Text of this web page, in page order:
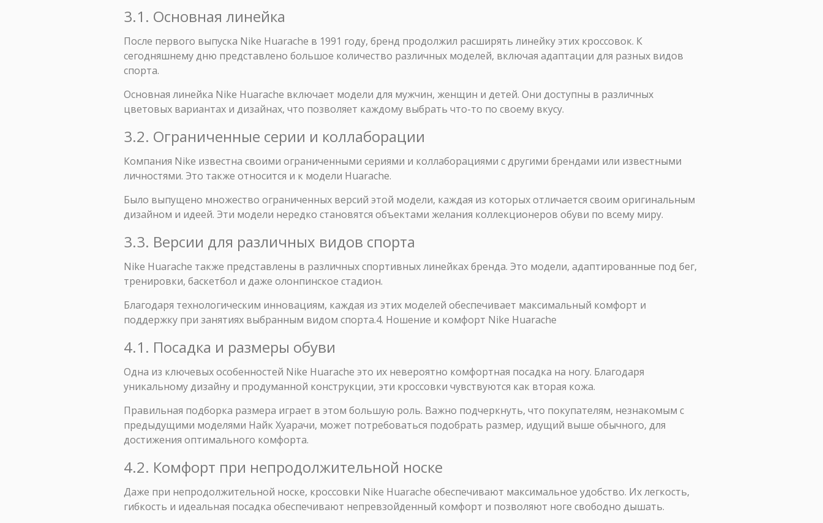
3.1. Основная линейка
После первого выпуска Nike Huarache в 1991 году, бренд продолжил расширять линейку этих кроссовок. К
сегодняшнему дню представлено большое количество различных моделей, включая адаптации для разных видов
спорта.
Основная линейка Nike Huarache включает модели для мужчин, женщин и детей. Они доступны в различных
цветовых вариантах и дизайнах, что позволяет каждому выбрать что-то по своему вкусу.
3.2. Ограниченные серии и коллаборации
Компания Nike известна своими ограниченными сериями и коллаборациями с другими брендами или известными
личностями. Это также относится и к модели Huarache.
Было выпущено множество ограниченных версий этой модели, каждая из которых отличается своим оригинальным
дизайном и идеей. Эти модели нередко становятся объектами желания коллекционеров обуви по всему миру.
3.3. Версии для различных видов спорта
Nike Huarache также представлены в различных спортивных линейках бренда. Это модели, адаптированные под бег,
тренировки, баскетбол и даже олонпинское стадион.
Благодаря технологическим инновациям, каждая из этих моделей обеспечивает максимальный комфорт и
поддержку при занятиях выбранным видом спорта.4. Ношение и комфорт Nike Huarache
4.1. Посадка и размеры обуви
Одна из ключевых особенностей Nike Huarache это их невероятно комфортная посадка на ногу. Благодаря
уникальному дизайну и продуманной конструкции, эти кроссовки чувствуются как вторая кожа.
Правильная подборка размера играет в этом большую роль. Важно подчеркнуть, что покупателям, незнакомым с
предыдущими моделями Найк Хуарачи, может потребоваться подобрать размер, идущий выше обычного, для
достижения оптимального комфорта.
4.2. Комфорт при непродолжительной носке
Даже при непродолжительной носке, кроссовки Nike Huarache обеспечивают максимальное удобство. Их легкость,
гибкость и идеальная посадка обеспечивают непревзойденный комфорт и позволяют ноге свободно дышать.